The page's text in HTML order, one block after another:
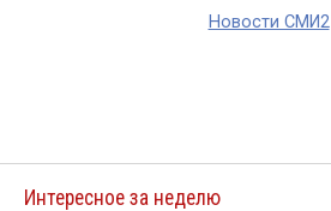
Новости СМИ2
Интересное за неделю